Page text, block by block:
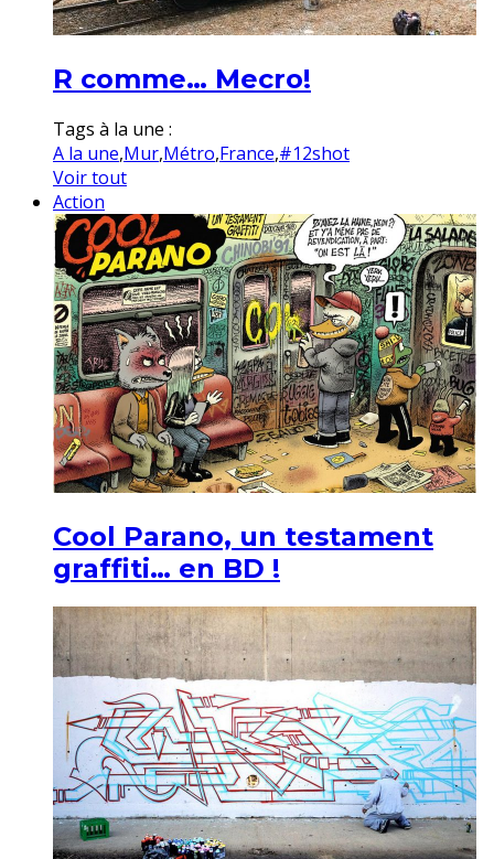
R comme… Mecro!
Tags à la une :
A la une,Mur,Métro,France,#12shot
Voir tout
Action
Cool Parano, un testament
graffiti… en BD !